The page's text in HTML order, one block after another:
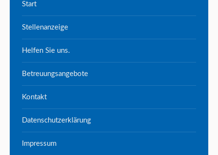
Start
Stellenanzeige
Helfen Sie uns.
Betreuungsangebote
Kontakt
Datenschutzerklärung
Impressum